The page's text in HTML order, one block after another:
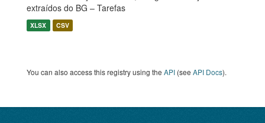
extraídos do BG – Tarefas
XLSX CSV
You can also access this registry using the API (see API Docs).